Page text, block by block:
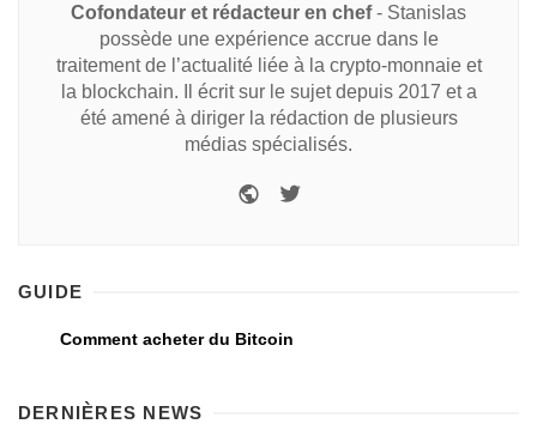
Cofondateur et rédacteur en chef- Stanislas
possède une expérience accrue dans le
traitement de l’actualité liée à la crypto-monnaie et
la blockchain. Il écrit sur le sujet depuis 2017 et a
été amené à diriger la rédaction de plusieurs
médias spécialisés.
GUIDE
Comment acheter du Bitcoin
DERNIÈRES NEWS